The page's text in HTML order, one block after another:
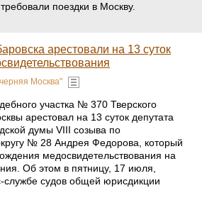
требовали поездки в Москву.
арестовали на 13 суток
Москва"
участка № 370 Тверского
арестовал на 13 суток депутата
думы VIII созыва по
№ 28 Андрея Федорова, который
медосвидетельствования на
Об этом в пятницу, 17 июля,
службе судов общей юрисдикции